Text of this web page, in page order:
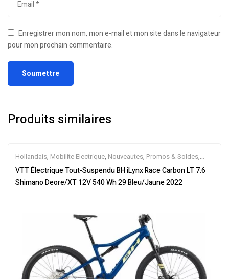
Enregistrer mon nom, mon e-mail et mon site dans le navigateur
pour mon prochain commentaire.
Produits similaires
Hollandais, Mobilite Electrique, Nouveautes, Promos & Soldes,
Tout-Suspendus ,Vélo électrique ville,Velos Electriques,VTT
Électriques
VTT Électrique Tout-Suspendu BH iLynx Race Carbon LT 7.6
Shimano Deore/XT 12V 540 Wh 29 Bleu/Jaune 2022